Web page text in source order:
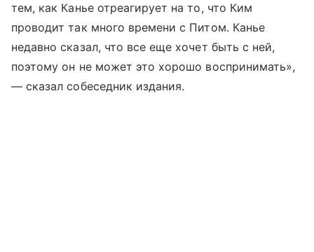
тем, как Канье отреагирует на то, что Ким
проводит так много времени с Питом. Канье
недавно сказал, что все еще хочет быть с ней,
поэтому он не может это хорошо воспринимать»,
— сказал собеседник издания.